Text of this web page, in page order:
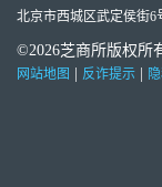
北京市西城区武定侯街6
©2026芝商所版权所
网站地图 反诈提示